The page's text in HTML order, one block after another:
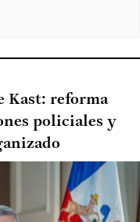
Kast: reforma
policiales y